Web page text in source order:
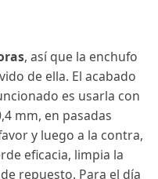
, así que la enchufo
de ella. El acabado
es usarla con
mm, en pasadas
y luego a la contra,
eficacia, limpia la
repuesto. Para el día